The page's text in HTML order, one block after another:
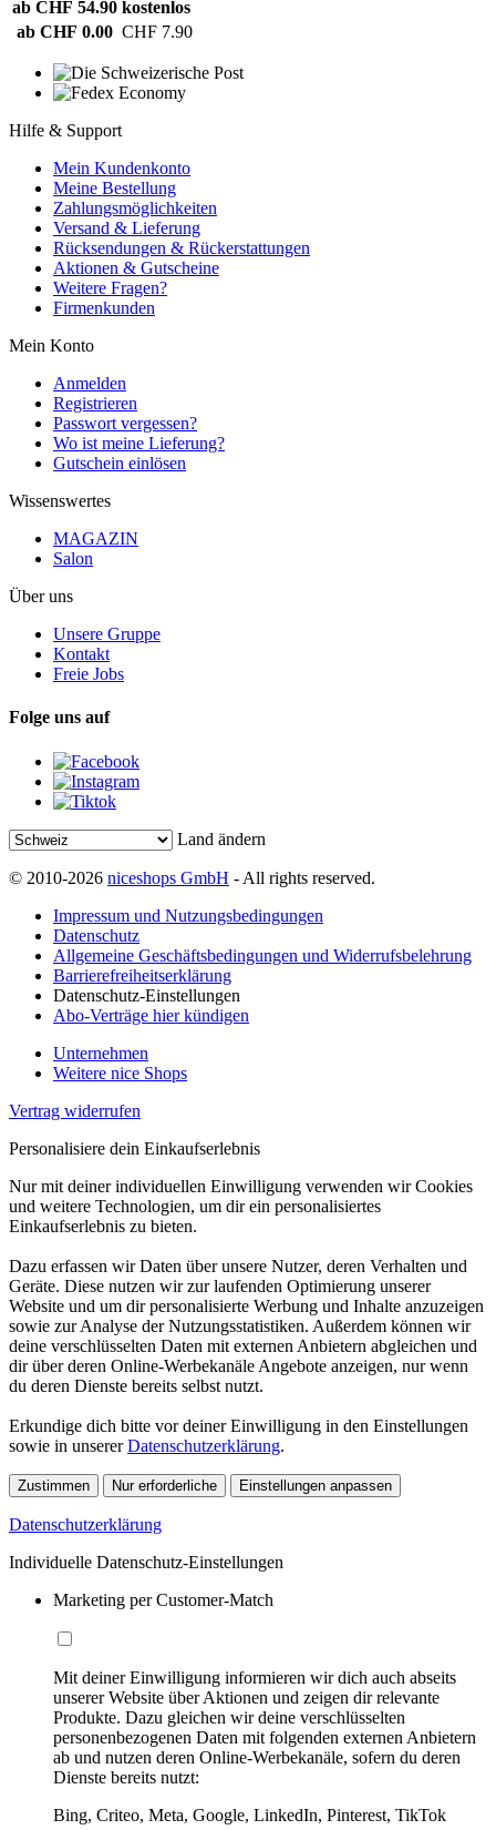
ab CHF 54.90 kostenlos
ab CHF 0.00 CHF 7.90
Hilfe & Support
Mein Kundenkonto
Meine Bestellung
Zahlungsmöglichkeiten
Versand & Lieferung
Rücksendungen & Rückerstattungen
Aktionen & Gutscheine
Weitere Fragen?
Firmenkunden
Mein Konto
Anmelden
Registrieren
Passwort vergessen?
Wo ist meine Lieferung?
Gutschein einlösen
Wissenswertes
MAGAZIN
Salon
Über uns
Unsere Gruppe
Kontakt
Freie Jobs
Folge uns auf
Land ändern
© 2010-2026 niceshops GmbH - All rights reserved.
Impressum und Nutzungsbedingungen
Datenschutz
Allgemeine Geschäftsbedingungen und Widerrufsbelehrung
Barrierefreiheitserklärung
Datenschutz-Einstellungen
Abo-Verträge hier kündigen
Unternehmen
Weitere nice Shops
Vertrag widerrufen
Personalisiere dein Einkaufserlebnis
Nur mit deiner individuellen Einwilligung verwenden wir Cookies
und weitere Technologien, um dir ein personalisiertes
Einkaufserlebnis zu bieten.
Dazu erfassen wir Daten über unsere Nutzer, deren Verhalten und
Geräte. Diese nutzen wir zur laufenden Optimierung unserer
Website und um dir personalisierte Werbung und Inhalte anzuzeigen
sowie zur Analyse der Nutzungsstatistiken. Außerdem können wir
deine verschlüsselten Daten mit externen Anbietern abgleichen und
dir über deren Online-Werbekanäle Angebote anzeigen, nur wenn
du deren Dienste bereits selbst nutzt.
Erkundige dich bitte vor deiner Einwilligung in den Einstellungen
sowie in unsererDatenschutzerklärung.
Zustimmen Nur erforderliche Einstellungen anpassen
Datenschutzerklärung
Individuelle Datenschutz-Einstellungen
Marketing per Customer-Match
Mit deiner Einwilligung informieren wir dich auch abseits
unserer Website über Aktionen und zeigen dir relevante
Produkte. Dazu gleichen wir deine verschlüsselten
personenbezogenen Daten mit folgenden externen Anbietern
ab und nutzen deren Online-Werbekanäle, sofern du deren
Dienste bereits nutzt:
Bing, Criteo, Meta, Google, LinkedIn, Pinterest, TikTok